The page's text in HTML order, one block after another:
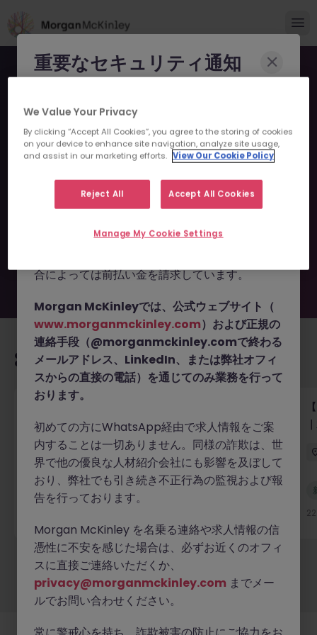
申し訳ございません。こちら
の求人の掲載は終了しまし
た。
あなたにおすすめの求人
ケター／テクニカルライター（バイリンガル優遇・派
遣）
東京 有期雇用 時給 3000円～3500円
新着
もっと見る
採用企業様新着求人最新トピックス当社について 法務クッキーの設定
重要なセキュリティ通知
になりすまし、求職者を詐欺に巻き込もうとする
事例が報告されています。
偽のウェブサイトやドメイ
（例： morganmckinleyjob.com、
morganmckinleyhire.com
）を使用し、虚偽の
で、WhatsApp などのメッセージアプリを通じ
合によっては前払い金を請求しています。
Morgan McKinleyでは、公式ウェブサイト（
www.morganmckinley.com）および正規の
連絡手段（@morganmckinley.comで終わる
メールアドレス、LinkedIn、または弊社オフィ
スからの直接の電話）を通じてのみ業務を行って
おります。
初めての方にWhatsApp経由で求人情報をご案
内することは一切ありません。同様の詐欺は、世
界で他の優良な人材紹介会社にも影響を及ぼして
おり、弊社でも引き続き不正行為の監視および報
告を行っております。
Morgan McKinley を名乗る連絡や求人情報の信
憑性に不安を感じた場合は、必ずお近くのオフィ
スに直接ご連絡いただくか、
privacy@morganmckinley.com までメー
ルでお問い合わせください。
We Value Your Privacy
By clicking “Accept All Cookies”, you agree to the storing of cookies
on your device to enhance site navigation, analyze site usage,
and assist in our marketing efforts. View Our Cookie Policy
Reject All Accept All Cookies
Manage My Cookie Settings